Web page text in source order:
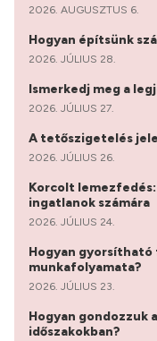
2026. AUGUSZTUS 6.
Hogyan építsünk
2026. JÚLIUS 28.
Ismerkedj meg a
2026. JÚLIUS 27.
A tetőszigetelés
2026. JÚLIUS 26.
Korcolt
ingatlanok számára
2026. JÚLIUS 24.
Hogyan
munkafolyamata?
2026. JÚLIUS 23.
Hogyan gondozzuk
időszakokban?